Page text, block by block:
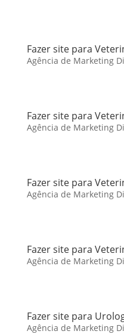
Fazer site para
Agência de Marketing
Fazer site para
Agência de Marketing
Fazer site para
Agência de Marketing
Fazer site para
Agência de Marketing
Fazer site para
Agência de Marketing